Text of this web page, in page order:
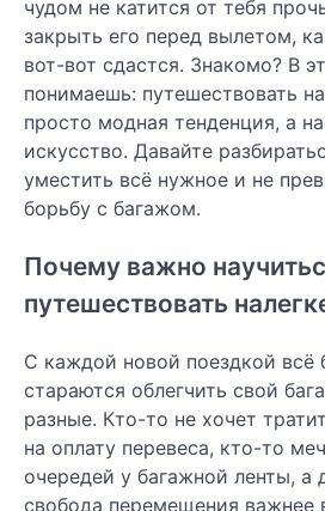
чудом не катится от тебя
закрыть его перед вылетом,
вот-вот сдастся. Знакомо? В
понимаешь: путешествовать
просто модная тенденция, а
искусство. Давайте
уместить всё нужное и не
борьбу с багажом.
Почему важно
путешествовать
С каждой новой поездкой всё
стараются облегчить свой
разные. Кто-то не хочет
на оплату перевеса, кто-то
очередей у багажной ленты, а
свобода перемещения важнее